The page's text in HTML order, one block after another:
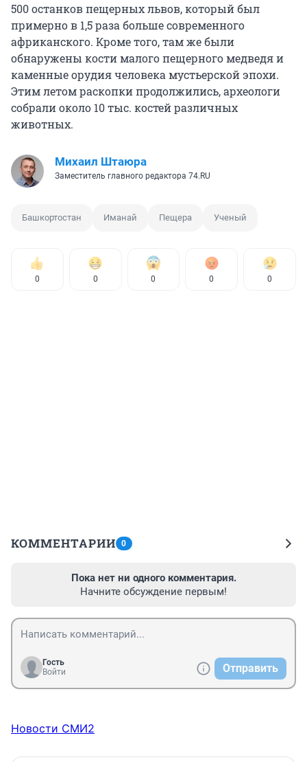
500 останков пещерных львов, который был
примерно в 1,5 раза больше современного
африканского. Кроме того, там же были
обнаружены кости малого пещерного медведя и
каменные орудия человека мустьерской эпохи.
Этим летом раскопки продолжились, археологи
собрали около 10 тыс. костей различных
животных.
Михаил Штаюра
Заместитель главного редактора 74.RU
Башкортостан Иманай Пещера Ученый
0 0 0 0 0
КОММЕНТАРИИ 0
Пока нет ни одного комментария.
Начните обсуждение первым!
Гость
Войти
Отправить
Новости СМИ2